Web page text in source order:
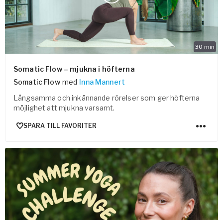
30 min
Somatic Flow – mjukna i höfterna
Somatic Flow med Inna Mannert
Långsamma och inkännande rörelser som ger höfterna
möjlighet att mjukna varsamt.
SPARA TILL FAVORITER